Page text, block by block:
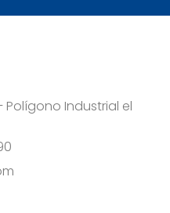
Polígono Industrial el